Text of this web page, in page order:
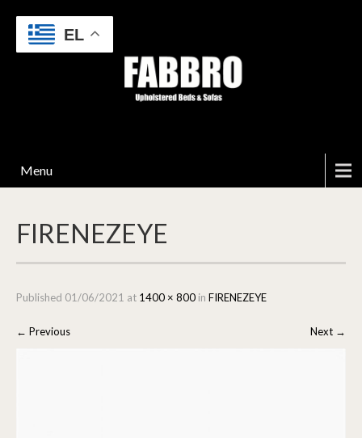
Menu
FIRENEZEYE
Published 01/06/2021 at 1400 × 800 in FIRENEZEYE
← Previous Next →
EL